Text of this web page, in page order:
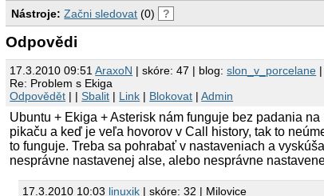
Nástroje: Začni sledovat (0) ?
Odpovědi
17.3.2010 09:51AraxoN | skóre: 47 | blog:slon_v_porcelane
Re: Problem s Ekiga
Odpovědět | |Sbalit | Link | Blokovat |Admin
Ubuntu + Ekiga + Asterisk nám funguje bez padania
pikaču a keď je veľa hovorov v Call history, tak to
to funguje. Treba sa pohrabať v nastaveniach a
nesprávne nastavenej alse, alebo nesprávne
17.3.2010 10:03 linuxik | skóre: 32 | Milovice